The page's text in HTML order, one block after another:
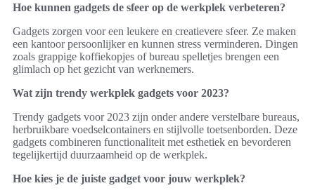
Hoe kunnen gadgets de sfeer op de werkplek verbeteren?
Gadgets zorgen voor een leukere en creatievere sfeer. Ze maken
een kantoor persoonlijker en kunnen stress verminderen. Dingen
zoals grappige koffiekopjes of bureau spelletjes brengen een
glimlach op het gezicht van werknemers.
Wat zijn trendy werkplek gadgets voor 2023?
Trendy gadgets voor 2023 zijn onder andere verstelbare bureaus,
herbruikbare voedselcontainers en stijlvolle toetsenborden. Deze
gadgets combineren functionaliteit met esthetiek en bevorderen
tegelijkertijd duurzaamheid op de werkplek.
Hoe kies je de juiste gadget voor jouw werkplek?